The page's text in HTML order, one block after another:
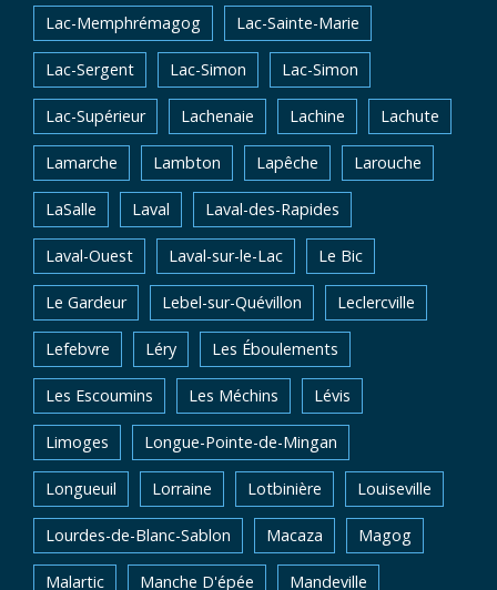
Lac-Memphrémagog Lac-Sainte-Marie
Lac-Sergent Lac-Simon Lac-Simon
Lac-Supérieur Lachenaie Lachine Lachute
Lamarche Lambton Lapêche Larouche
LaSalle Laval Laval-des-Rapides
Laval-Ouest Laval-sur-le-Lac Le Bic
Le Gardeur Lebel-sur-Quévillon Leclercville
Lefebvre Léry Les Éboulements
Les Escoumins Les Méchins Lévis
Limoges Longue-Pointe-de-Mingan
Longueuil Lorraine Lotbinière Louiseville
Lourdes-de-Blanc-Sablon Macaza Magog
Malartic Manche D'épée Mandeville